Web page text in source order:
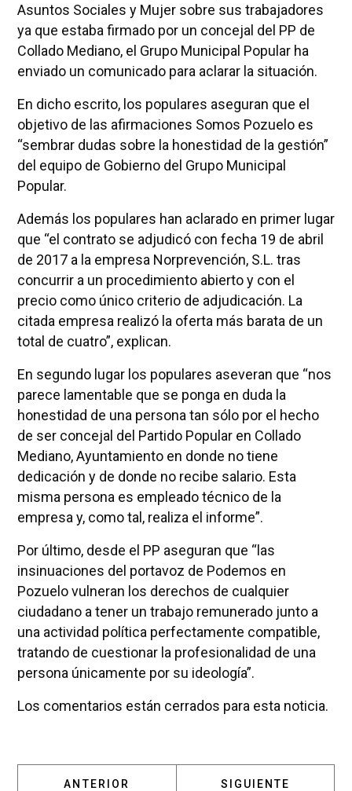
Asuntos Sociales y Mujer sobre sus trabajadores
ya que estaba firmado por un concejal del PP de
Collado Mediano, el Grupo Municipal Popular ha
enviado un comunicado para aclarar la situación.
En dicho escrito, los populares aseguran que el
objetivo de las afirmaciones Somos Pozuelo es
“sembrar dudas sobre la honestidad de la gestión”
del equipo de Gobierno del Grupo Municipal
Popular.
Además los populares han aclarado en primer lugar
que “el contrato se adjudicó con fecha 19 de abril
de 2017 a la empresa Norprevención, S.L. tras
concurrir a un procedimiento abierto y con el
precio como único criterio de adjudicación. La
citada empresa realizó la oferta más barata de un
total de cuatro”, explican.
En segundo lugar los populares aseveran que “nos
parece lamentable que se ponga en duda la
honestidad de una persona tan sólo por el hecho
de ser concejal del Partido Popular en Collado
Mediano, Ayuntamiento en donde no tiene
dedicación y de donde no recibe salario. Esta
misma persona es empleado técnico de la
empresa y, como tal, realiza el informe”.
Por último, desde el PP aseguran que “las
insinuaciones del portavoz de Podemos en
Pozuelo vulneran los derechos de cualquier
ciudadano a tener un trabajo remunerado junto a
una actividad política perfectamente compatible,
tratando de cuestionar la profesionalidad de una
persona únicamente por su ideología”.
Los comentarios están cerrados para esta noticia.
ARTÍCULO ANTERIOR: PÉREZ ABRAHAM
ANTERIOR ARTÍCULO
SIGUIENTE